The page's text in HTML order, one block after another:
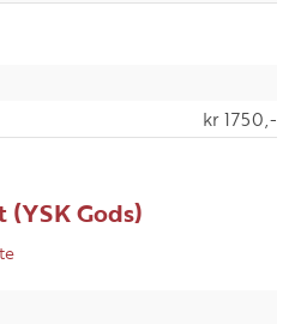
kr 1750,-
Gods)